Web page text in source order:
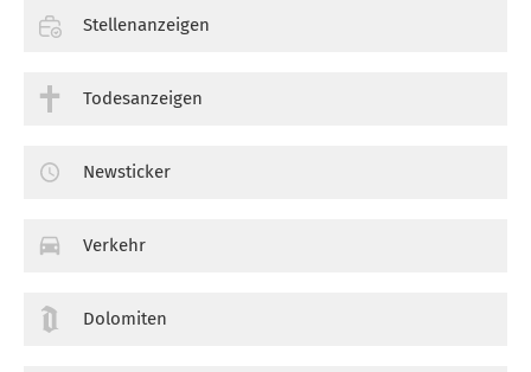
Stellenanzeigen
Todesanzeigen
Newsticker
Verkehr
Dolomiten